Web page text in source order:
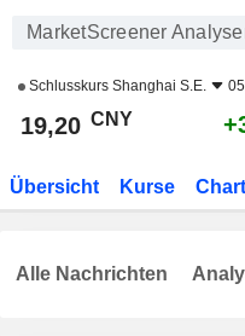
MarketScreener
Schlusskurs Shanghai S.E.
19,20 CNY
Übersicht Kurse
Alle Nachrichten